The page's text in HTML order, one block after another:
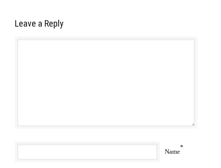
Leave a Reply
Name
*